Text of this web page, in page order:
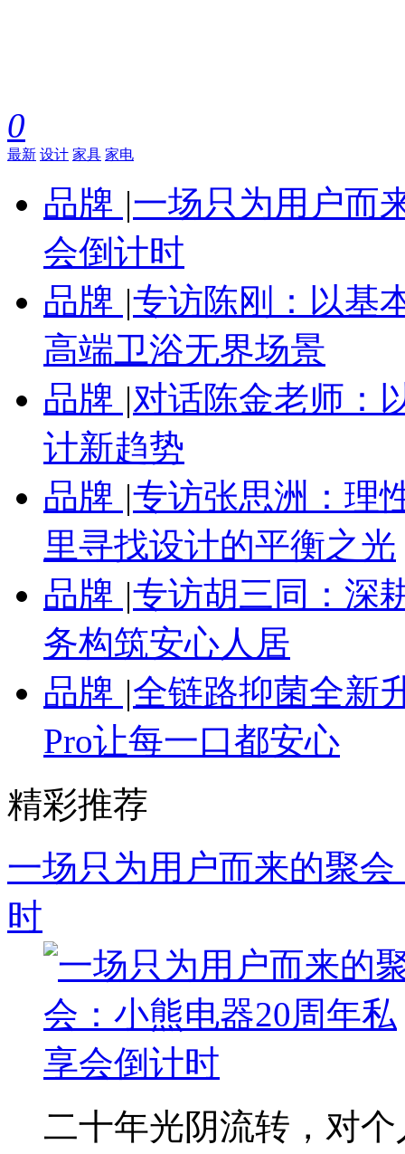
0
最新 设计 家具 家电
品牌 |一场只为用户而
会倒计时
品牌 |专访陈刚：以基
高端卫浴无界场景
品牌 |对话陈金老师：
计新趋势
品牌 |专访张思洲：理
里寻找设计的平衡之光
品牌 |专访胡三同：深
务构筑安心人居
品牌 |全链路抑菌全新
Pro让每一口都安心
精彩推荐
一场只为用户而来的聚
时
二十年光阴流转，对